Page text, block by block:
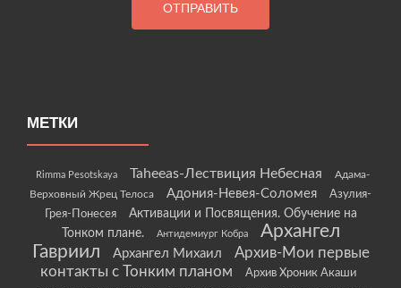
МЕТКИ
Rimma Pesotskaya Taheeas-Лествиция Небесная
Адама-
Верховный Жрец Телоса
Адония-Невея-Соломея
Азулия-
Грея-Понесея
Активации и Посвящения. Обучение на
Тонком плане.
Антидемиург Кобра
Архангел
Гавриил
Архангел Михаил
Архив-Мои первые
контакты с Тонким планом
Архив Хроник Акаши